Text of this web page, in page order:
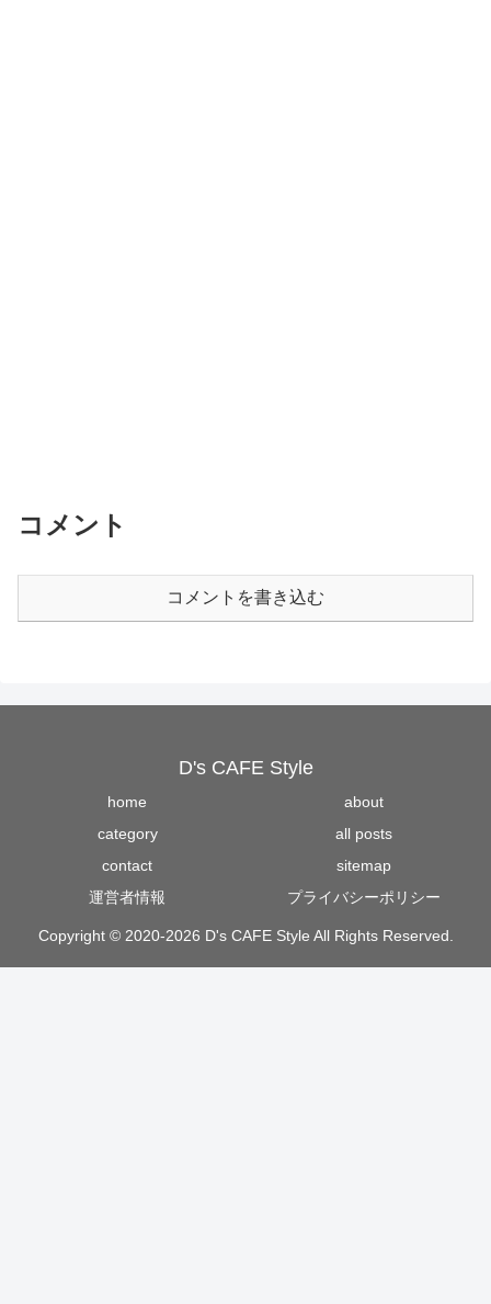
コメント
コメントを書き込む
D's CAFE Style
home
about
category
all posts
contact
sitemap
運営者情報
プライバシーポリシー
Copyright © 2020-2026 D's CAFE Style All Rights Reserved.